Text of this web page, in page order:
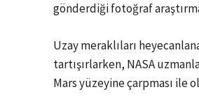
gönderdiği fotoğraf
Uzay meraklıları
tartışırlarken, NASA
Mars yüzeyine çarpması ile